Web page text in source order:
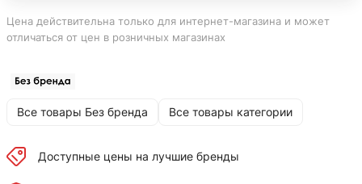
Цена действительна только для интернет-магазина и может
отличаться от цен в розничных магазинах
Все товары Без бренда Все товары категории
Доступные цены на лучшие бренды